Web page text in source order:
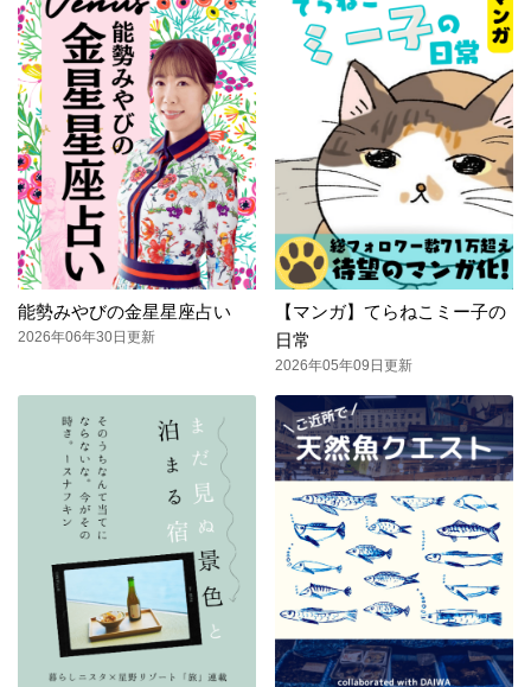
能勢みやびの金星星座占い
2026年06年30日更新
【マンガ】てらねこミー子の
日常
2026年05年09日更新